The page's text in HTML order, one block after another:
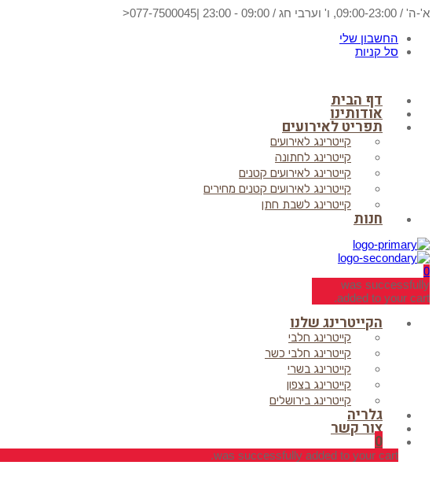
א'-ה' / 09:00-23:00, ו' וערבי חג / 09:00 - 23:00 |
077-7500045<
החשבון שלי
סל קניות
דף הבית
אודותינו
תפריט לאירועים
קייטרינג לאירועים
קייטרינג לחתונה
קייטרינג לאירועים קטנים
קייטרינג לאירועים קטנים מחירים
קייטרינג לשבת חתן
חנות
0
was successfully
added to your cart.
הקייטרינג שלנו
קייטרינג חלבי
קייטרינג חלבי כשר
קייטרינג בשרי
קייטרינג בצפון
קייטרינג בירושלים
גלריה
צור קשר
0
was successfully added to your cart.